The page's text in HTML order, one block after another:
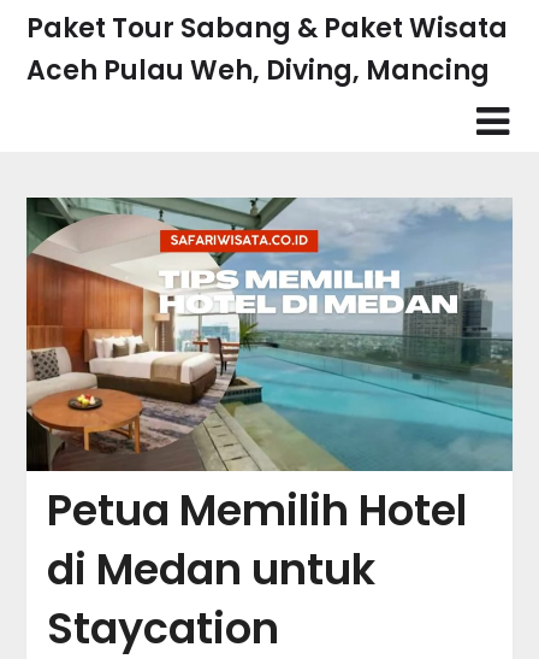
Skip
content
Paket Tour Sabang & Paket Wisata
Aceh Pulau Weh, Diving, Mancing
Petua Memilih Hotel
di Medan untuk
Staycation